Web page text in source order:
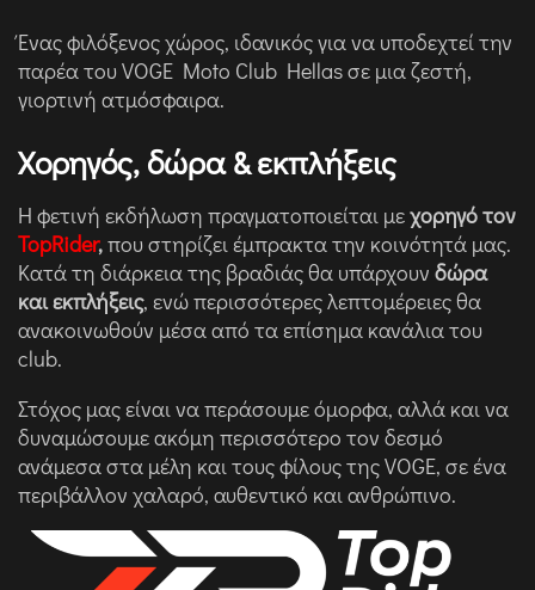
Ένας φιλόξενος χώρος, ιδανικός για να υποδεχτεί την
παρέα του VOGE Moto Club Hellas σε μια ζεστή,
γιορτινή ατμόσφαιρα.
Χορηγός, δώρα & εκπλήξεις
Η φετινή εκδήλωση πραγματοποιείται μεχορηγό τoν
TopRider,που στηρίζει έμπρακτα την κοινότητά μας.
Κατά τη διάρκεια της βραδιάς θα υπάρχουν δώρα
και εκπλήξεις, ενώ περισσότερες λεπτομέρειες θα
ανακοινωθούν μέσα από τα επίσημα κανάλια του
club.
Στόχος μας είναι να περάσουμε όμορφα, αλλά και να
δυναμώσουμε ακόμη περισσότερο τον δεσμό
ανάμεσα στα μέλη και τους φίλους της VOGE, σε ένα
περιβάλλον χαλαρό, αυθεντικό και ανθρώπινο.